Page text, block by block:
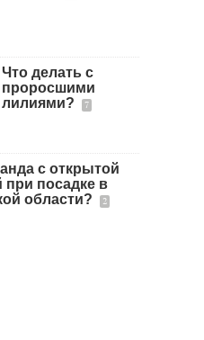
Что делать с
проросшими
лилиями?
7
с открытой
при посадке в
области?
2